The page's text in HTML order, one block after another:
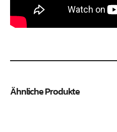
Ähnliche Produkte